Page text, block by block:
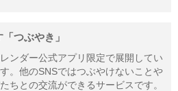
つぶやき」
ンダー公式アプリ限定で展開してい
。他のSNSではつぶやけないことや
ちとの交流ができるサービスです。